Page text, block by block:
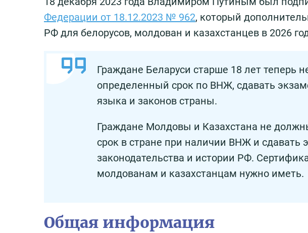
Федерации от 18.12.2023 № 962, который
РФ для белорусов, молдован и казахстанцев в 2026
Граждане Беларуси старше 18 лет теперь
определенный срок по ВНЖ, сдавать
языка и законов страны.
Граждане Молдовы и Казахстана не
срок в стране при наличии ВНЖ и
законодательства и истории РФ.
молдованам и казахстанцам нужно иметь.
Общая информация